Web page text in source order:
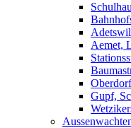
Aemet,
Gupf,